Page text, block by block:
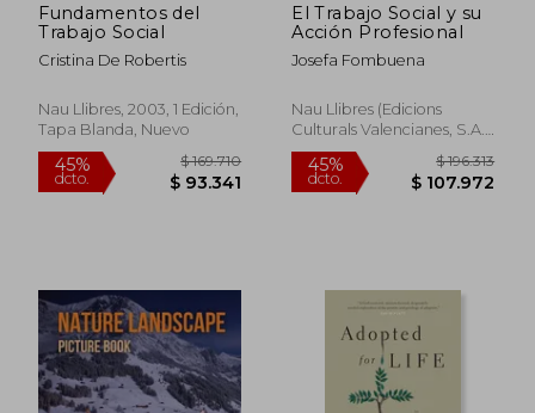
Fundamentos del
Trabajo Social
Cristina De Robertis
Nau Llibres, 2003, 1 Edición,
Tapa Blanda, Nuevo
El Trabajo Social y su
Acción Profesional
Josefa Fombuena
Nau Llibres (Edicions
Culturals Valencianes, S.A.),
2020, Nuevo